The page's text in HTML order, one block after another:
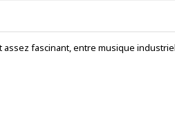
fascinant, entre musique